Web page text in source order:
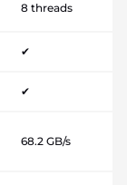
8 threads
✔
✔
68.2 GB/s